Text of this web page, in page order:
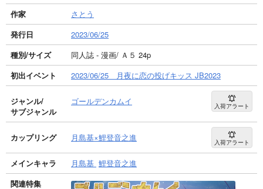
作家
さとう
発行日
2023/06/25
種別/サイズ
同人誌 - 漫画/ Ａ５ 24p
初出イベント
2023/06/25 月夜に恋の投げキッス JB2023
ジャンル/
サブジャンル
ゴールデンカムイ 入荷アラート
カップリング 月島基×鯉登音之進 入荷アラート
メインキャラ 月島基 鯉登音之進
関連特集